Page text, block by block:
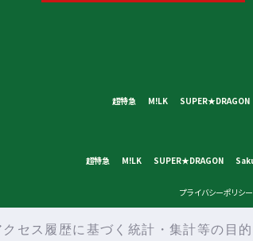
セス履歴に基づく統計・集計等の目
超特急 M!LK SUPER★DRAGON
超特急 M!LK SUPER★DRAGON
プライバシーポリシー